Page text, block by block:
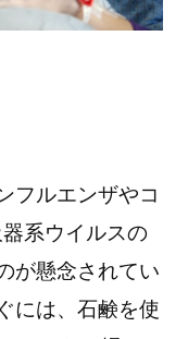
フルエンザやコ
系ウイルスの
が懸念されてい
には、石鹸を使